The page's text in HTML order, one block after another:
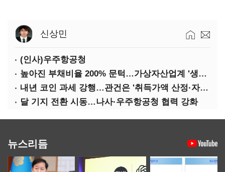
신상민
(인사)우주항공청
높아진 부채비율 200% 문턱…가상자산업계 '생존 시험대'
내년 코인 과세 강행…관건은 '취득가액 산정·자산 이동'
달 기지 전환 시동…나사·우주항공청 협력 강화
뉴스리듬